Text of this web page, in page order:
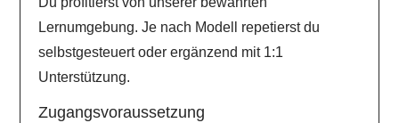
Lernumgebung. Je nach Modell repetierst du
selbstgesteuert oder ergänzend mit 1:1
Unterstützung.
Zugangsvoraussetzung